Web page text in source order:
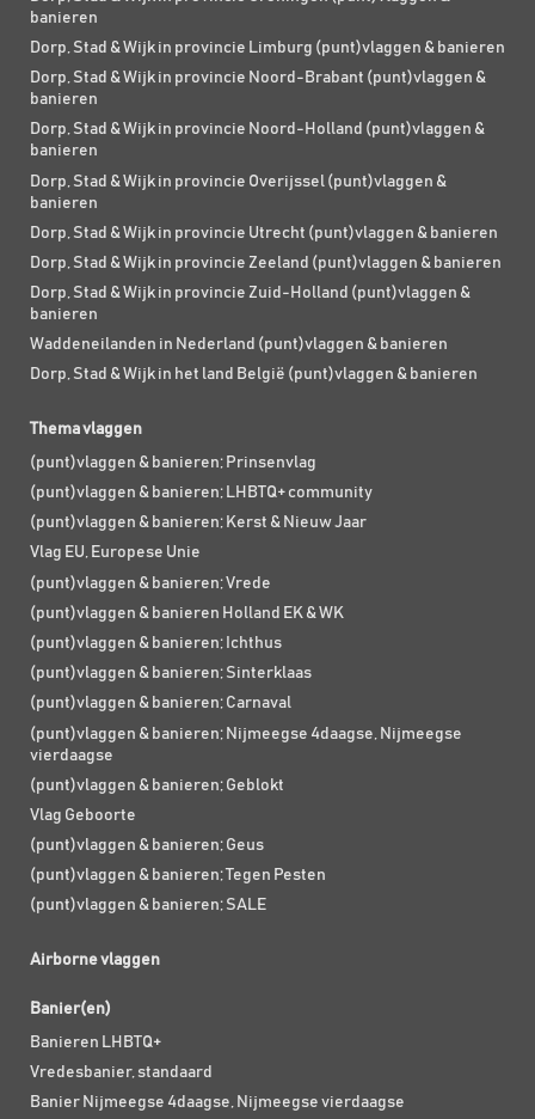
banieren
Dorp, Stad & Wijk in provincie Limburg (punt)vlaggen & banieren
Dorp, Stad & Wijk in provincie Noord-Brabant (punt)vlaggen &
banieren
Dorp, Stad & Wijk in provincie Noord-Holland (punt)vlaggen &
banieren
Dorp, Stad & Wijk in provincie Overijssel (punt)vlaggen &
banieren
Dorp, Stad & Wijk in provincie Utrecht (punt)vlaggen & banieren
Dorp, Stad & Wijk in provincie Zeeland (punt)vlaggen & banieren
Dorp, Stad & Wijk in provincie Zuid-Holland (punt)vlaggen &
banieren
Waddeneilanden in Nederland (punt)vlaggen & banieren
Dorp, Stad & Wijk in het land België (punt)vlaggen & banieren
Thema vlaggen
(punt)vlaggen & banieren; Prinsenvlag
(punt)vlaggen & banieren; LHBTQ+ community
(punt)vlaggen & banieren; Kerst & Nieuw Jaar
Vlag EU, Europese Unie
(punt)vlaggen & banieren; Vrede
(punt)vlaggen & banieren Holland EK & WK
(punt)vlaggen & banieren; Ichthus
(punt)vlaggen & banieren; Sinterklaas
(punt)vlaggen & banieren; Carnaval
(punt)vlaggen & banieren; Nijmeegse 4daagse, Nijmeegse
vierdaagse
(punt)vlaggen & banieren; Geblokt
Vlag Geboorte
(punt)vlaggen & banieren; Geus
(punt)vlaggen & banieren; Tegen Pesten
(punt)vlaggen & banieren; SALE
Airborne vlaggen
Banier(en)
Banieren LHBTQ+
Vredesbanier, standaard
Banier Nijmeegse 4daagse, Nijmeegse vierdaagse